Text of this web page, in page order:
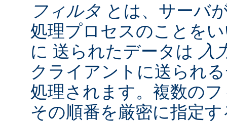
フィルタ とは、サーバ
処理プロセスのことを
に 送られたデータは 入
クライアントに送られ
処理されます。複数の
その順番を厳密に指定